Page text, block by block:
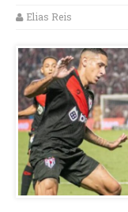
Elias Reis